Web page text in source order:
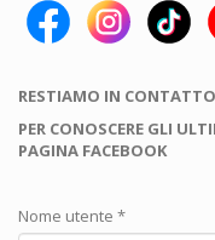
RESTIAMO IN
PER CONOSCERE GLI
PAGINA FACEBOOK
Nome utente *